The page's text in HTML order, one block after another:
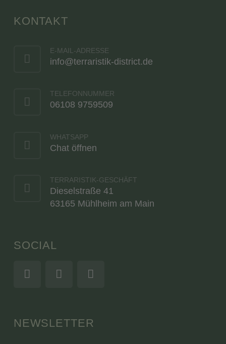
KONTAKT
E-MAIL-ADRESSE
info@terraristik-district.de
TELEFONNUMMER
06108 9759509
WHATSAPP
Chat öffnen
TERRARISTIK-GESCHÄFT
Dieselstraße 41
63165 Mühlheim am Main
SOCIAL
NEWSLETTER